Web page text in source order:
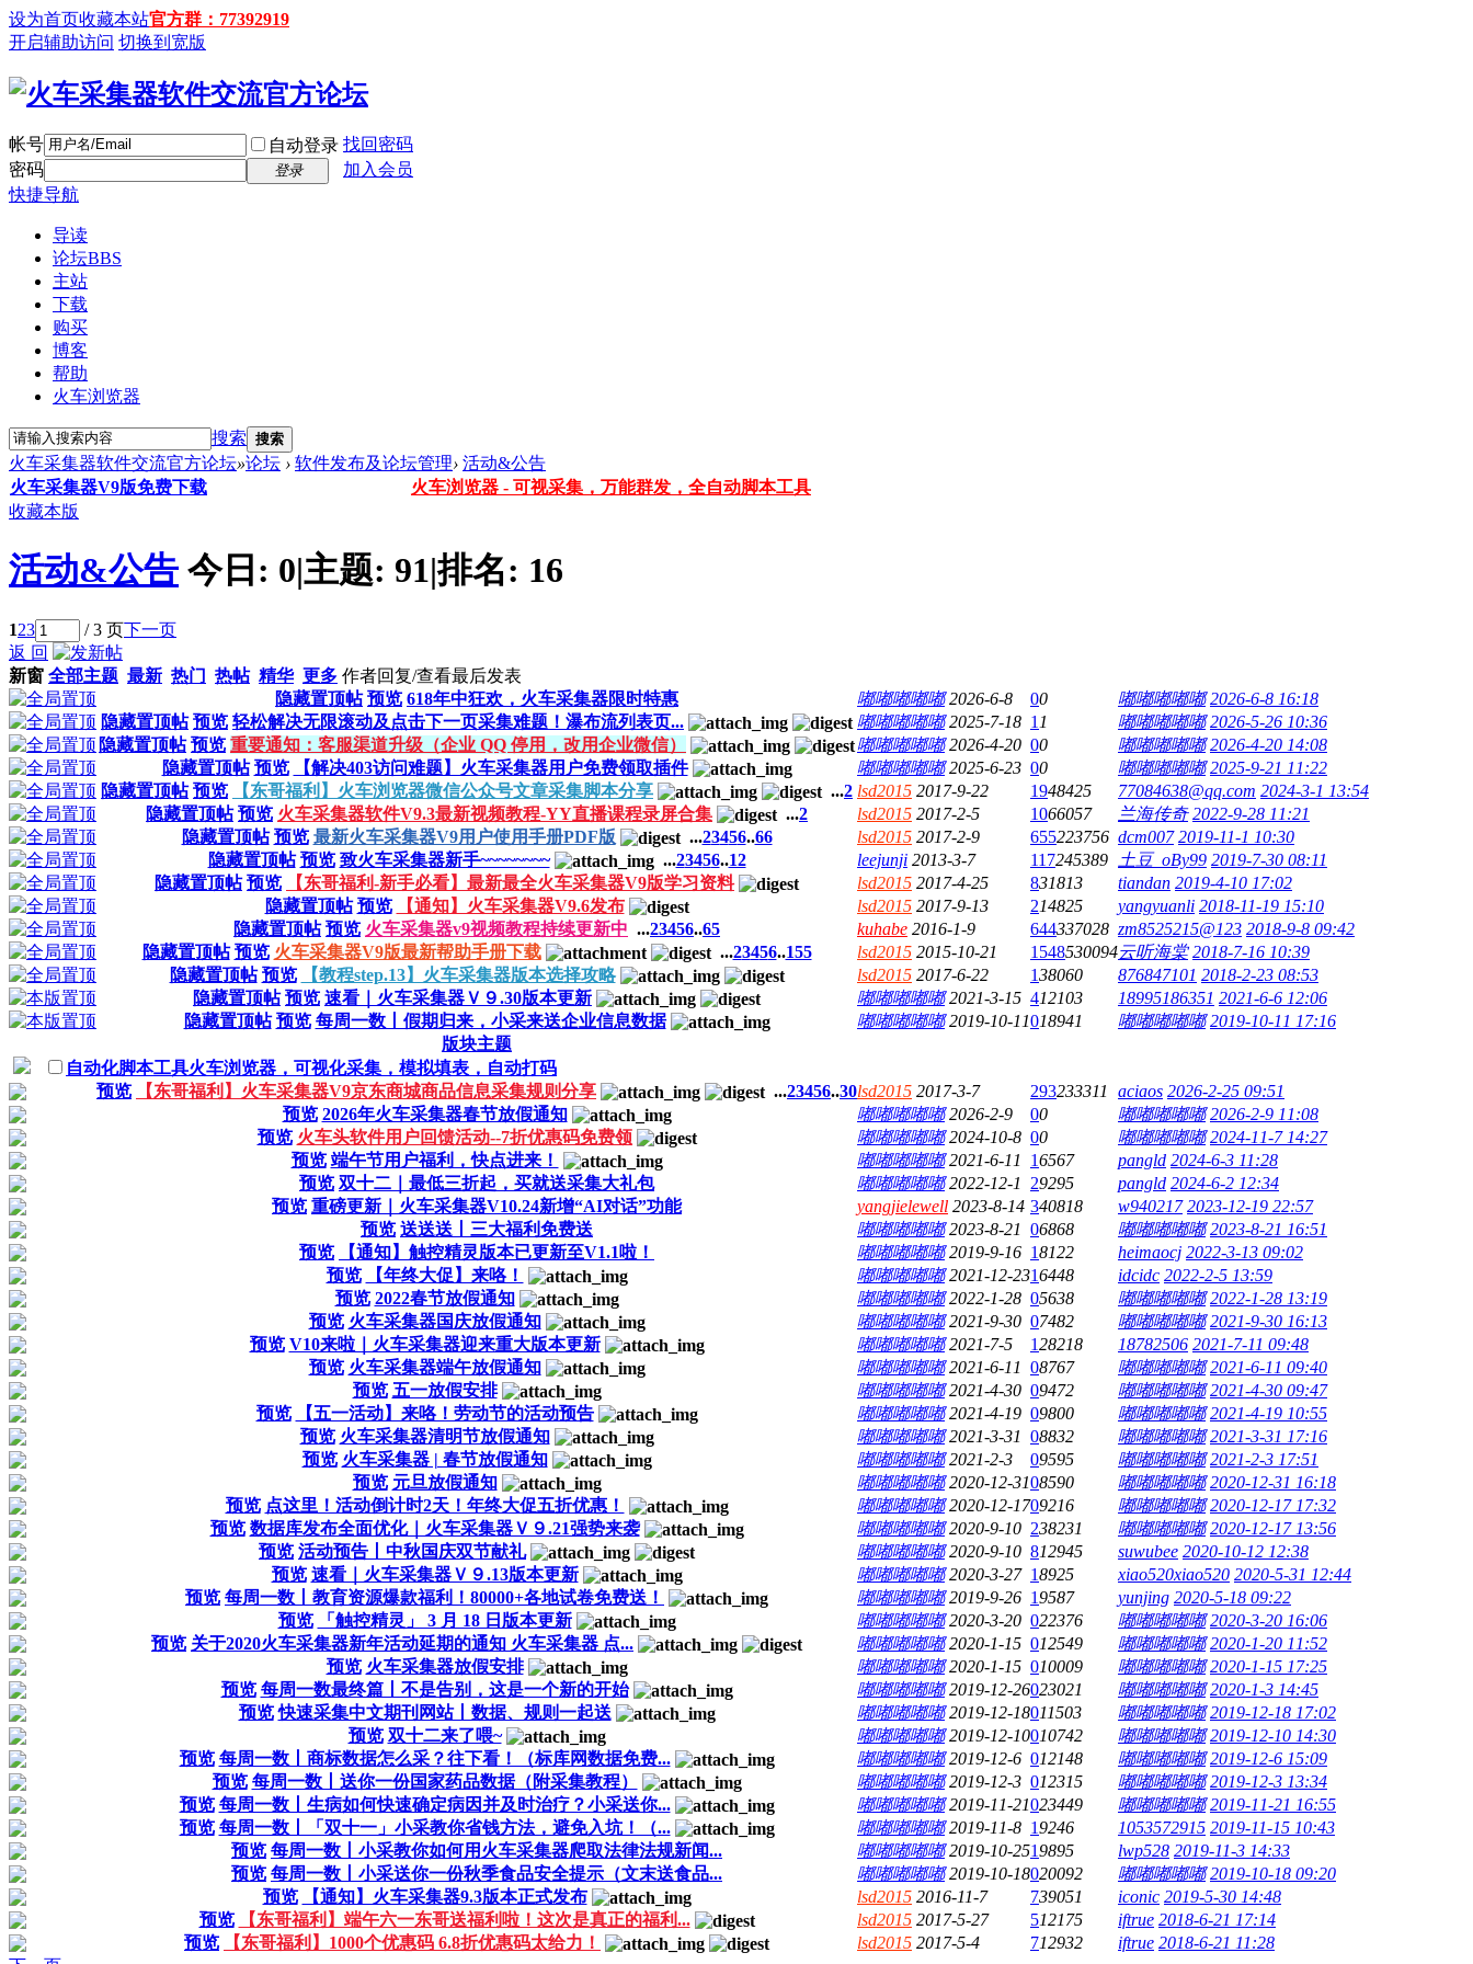
设为首页收藏本站官方群：77392919
开启辅助访问 切换到宽版
帐号 自动登录 找回密码
密码
登录
加入会员
快捷导航
导读
论坛BBS
主站
下载
购买
博客
帮助
火车浏览器
搜索 搜索
火车采集器软件交流官方论坛»论坛 › 软件发布及论坛管理› 活动&公告
火车采集器V9版免费下载
火车浏览器 - 可视采集，万能群发，全自动脚本工具
收藏本版
活动&公告 今日: 0|主题: 91|排名: 16
123 / 3 页下一页
返 回
新窗 全部主题 最新 热门 热帖 精华 更多 作者回复/查看最后发表
隐藏置顶帖 预览 618年中狂欢，火车采集器限时特惠 嘟嘟嘟嘟嘟 2026-6-8 00 嘟嘟嘟嘟嘟 2026-6-8 16:18
隐藏置顶帖 预览 轻松解决无限滚动及点击下一页采集难题！瀑布流列表页... 嘟嘟嘟嘟嘟 2025-7-18 1 1 嘟嘟嘟嘟嘟 2026-5-26 10:36
隐藏置顶帖 预览 重要通知：客服渠道升级（企业 QQ 停用，改用企业微信） 嘟嘟嘟嘟嘟 2026-4-20 00 嘟嘟嘟嘟嘟 2026-4-20 14:08
隐藏置顶帖 预览 【解决403访问难题】火车采集器用户免费领取插件 嘟嘟嘟嘟嘟 2025-6-23 00 嘟嘟嘟嘟嘟 2025-9-21 11:22
隐藏置顶帖 预览 【东哥福利】火车浏览器微信公众号文章采集脚本分享 ...2 lsd2015 2017-9-22 1948425 77084638@qq.com 2024-3-1 13:54
隐藏置顶帖 预览 火车采集器软件V9.3最新视频教程-YY直播课程录屏合集 ...2 lsd2015 2017-2-5 1066057 兰海传奇 2022-9-28 11:21
隐藏置顶帖 预览 最新火车采集器V9用户使用手册PDF版 ...23456..66 lsd2015 2017-2-9 655223756 dcm007 2019-11-1 10:30
隐藏置顶帖 预览 致火车采集器新手~~~~~~~~ ...23456..12 leejunji 2013-3-7 117245389 土豆_oBy99 2019-7-30 08:11
隐藏置顶帖 预览 【东哥福利-新手必看】最新最全火车采集器V9版学习资料 lsd2015 2017-4-25 831813 tiandan 2019-4-10 17:02
隐藏置顶帖 预览 【通知】火车采集器V9.6发布 lsd2015 2017-9-13 214825 yangyuanli 2018-11-19 15:10
隐藏置顶帖 预览 火车采集器v9视频教程持续更新中 ...23456..65 kuhabe 2016-1-9 644337028 zm8525215@123 2018-9-8 09:42
隐藏置顶帖 预览 火车采集器V9版最新帮助手册下载 ...23456..155 lsd2015 2015-10-21 1548530094云听海棠 2018-7-16 10:39
隐藏置顶帖 预览 【教程step.13】火车采集器版本选择攻略 lsd2015 2017-6-22 138060 876847101 2018-2-23 08:53
隐藏置顶帖 预览 速看｜火车采集器Ｖ９.30版本更新 嘟嘟嘟嘟嘟 2021-3-15 412103 18995186351 2021-6-6 12:06
隐藏置顶帖 预览 每周一数丨假期归来，小采来送企业信息数据 嘟嘟嘟嘟嘟 2019-10-11018941 嘟嘟嘟嘟嘟 2019-10-11 17:16
版块主题
自动化脚本工具火车浏览器，可视化采集，模拟填表，自动打码
预览
【东哥福利】火车采集器V9京东商城商品信息采集规则分享 ...23456..30lsd2015 2017-3-7 293233311 aciaos 2026-2-25 09:51
预览 2026年火车采集器春节放假通知 嘟嘟嘟嘟嘟 2026-2-9 00 嘟嘟嘟嘟嘟 2026-2-9 11:08
预览 火车头软件用户回馈活动--7折优惠码免费领 嘟嘟嘟嘟嘟 2024-10-8 00 嘟嘟嘟嘟嘟 2024-11-7 14:27
预览 端午节用户福利，快点进来！ 嘟嘟嘟嘟嘟 2021-6-11 16567 pangld 2024-6-3 11:28
预览 双十二｜最低三折起，买就送采集大礼包 嘟嘟嘟嘟嘟 2022-12-1 29295 pangld 2024-6-2 12:34
预览 重磅更新｜火车采集器V10.24新增“AI对话”功能 yangjielewell 2023-8-14 340818 w940217 2023-12-19 22:57
预览 送送送丨三大福利免费送 嘟嘟嘟嘟嘟 2023-8-21 06868 嘟嘟嘟嘟嘟 2023-8-21 16:51
预览
【通知】触控精灵版本已更新至V1.1啦！ 嘟嘟嘟嘟嘟 2019-9-16 18122 heimaocj 2022-3-13 09:02
预览
【年终大促】来咯！ 嘟嘟嘟嘟嘟 2021-12-2316448 idcidc 2022-2-5 13:59
预览 2022春节放假通知 嘟嘟嘟嘟嘟 2022-1-28 05638 嘟嘟嘟嘟嘟 2022-1-28 13:19
预览 火车采集器国庆放假通知 嘟嘟嘟嘟嘟 2021-9-30 07482 嘟嘟嘟嘟嘟 2021-9-30 16:13
预览 V10来啦｜火车采集器迎来重大版本更新 嘟嘟嘟嘟嘟 2021-7-5 128218 18782506 2021-7-11 09:48
预览 火车采集器端午放假通知 嘟嘟嘟嘟嘟 2021-6-11 08767 嘟嘟嘟嘟嘟 2021-6-11 09:40
预览 五一放假安排 嘟嘟嘟嘟嘟 2021-4-30 09472 嘟嘟嘟嘟嘟 2021-4-30 09:47
预览
【五一活动】来咯！劳动节的活动预告 嘟嘟嘟嘟嘟 2021-4-19 09800 嘟嘟嘟嘟嘟 2021-4-19 10:55
预览 火车采集器清明节放假通知 嘟嘟嘟嘟嘟 2021-3-31 08832 嘟嘟嘟嘟嘟 2021-3-31 17:16
预览 火车采集器 | 春节放假通知 嘟嘟嘟嘟嘟 2021-2-3 09595 嘟嘟嘟嘟嘟 2021-2-3 17:51
预览 元旦放假通知 嘟嘟嘟嘟嘟 2020-12-3108590 嘟嘟嘟嘟嘟 2020-12-31 16:18
预览 点这里！活动倒计时2天！年终大促五折优惠！ 嘟嘟嘟嘟嘟 2020-12-1709216 嘟嘟嘟嘟嘟 2020-12-17 17:32
预览 数据库发布全面优化｜火车采集器Ｖ９.21强势来袭 嘟嘟嘟嘟嘟 2020-9-10 238231 嘟嘟嘟嘟嘟 2020-12-17 13:56
预览 活动预告丨中秋国庆双节献礼 嘟嘟嘟嘟嘟 2020-9-10 812945 suwubee 2020-10-12 12:38
预览 速看｜火车采集器Ｖ９.13版本更新 嘟嘟嘟嘟嘟 2020-3-27 18925 xiao520xiao520 2020-5-31 12:44
预览 每周一数丨教育资源爆款福利！80000+各地试卷免费送！ 嘟嘟嘟嘟嘟 2019-9-26 19587 yunjing 2020-5-18 09:22
预览
「触控精灵」 3 月 18 日版本更新 嘟嘟嘟嘟嘟 2020-3-20 022376 嘟嘟嘟嘟嘟 2020-3-20 16:06
预览 关于2020火车采集器新年活动延期的通知 火车采集器 点... 嘟嘟嘟嘟嘟 2020-1-15 012549 嘟嘟嘟嘟嘟 2020-1-20 11:52
预览 火车采集器放假安排 嘟嘟嘟嘟嘟 2020-1-15 010009 嘟嘟嘟嘟嘟 2020-1-15 17:25
预览 每周一数最终篇丨不是告别，这是一个新的开始 嘟嘟嘟嘟嘟 2019-12-26023021 嘟嘟嘟嘟嘟 2020-1-3 14:45
预览 快速采集中文期刊网站丨数据、规则一起送 嘟嘟嘟嘟嘟 2019-12-18011503 嘟嘟嘟嘟嘟 2019-12-18 17:02
预览 双十二来了喂~ 嘟嘟嘟嘟嘟 2019-12-10010742 嘟嘟嘟嘟嘟 2019-12-10 14:30
预览 每周一数丨商标数据怎么采？往下看！（标库网数据免费... 嘟嘟嘟嘟嘟 2019-12-6 012148 嘟嘟嘟嘟嘟 2019-12-6 15:09
预览 每周一数丨送你一份国家药品数据（附采集教程） 嘟嘟嘟嘟嘟 2019-12-3 012315 嘟嘟嘟嘟嘟 2019-12-3 13:34
预览 每周一数丨生病如何快速确定病因并及时治疗？小采送你... 嘟嘟嘟嘟嘟 2019-11-21023449 嘟嘟嘟嘟嘟 2019-11-21 16:55
预览 每周一数丨「双十一」小采教你省钱方法，避免入坑！（... 嘟嘟嘟嘟嘟 2019-11-8 19246 1053572915 2019-11-15 10:43
预览 每周一数丨小采教你如何用火车采集器爬取法律法规新闻... 嘟嘟嘟嘟嘟 2019-10-2519895 lwp528 2019-11-3 14:33
预览 每周一数丨小采送你一份秋季食品安全提示（文末送食品... 嘟嘟嘟嘟嘟 2019-10-18020092 嘟嘟嘟嘟嘟 2019-10-18 09:20
预览
【通知】火车采集器9.3版本正式发布 lsd2015 2016-11-7 739051 iconic 2019-5-30 14:48
预览
【东哥福利】端午六一东哥送福利啦！这次是真正的福利... lsd2015 2017-5-27 512175 iftrue 2018-6-21 17:14
预览
【东哥福利】1000个优惠码 6.8折优惠码太给力！ lsd2015 2017-5-4 712932 iftrue 2018-6-21 11:28